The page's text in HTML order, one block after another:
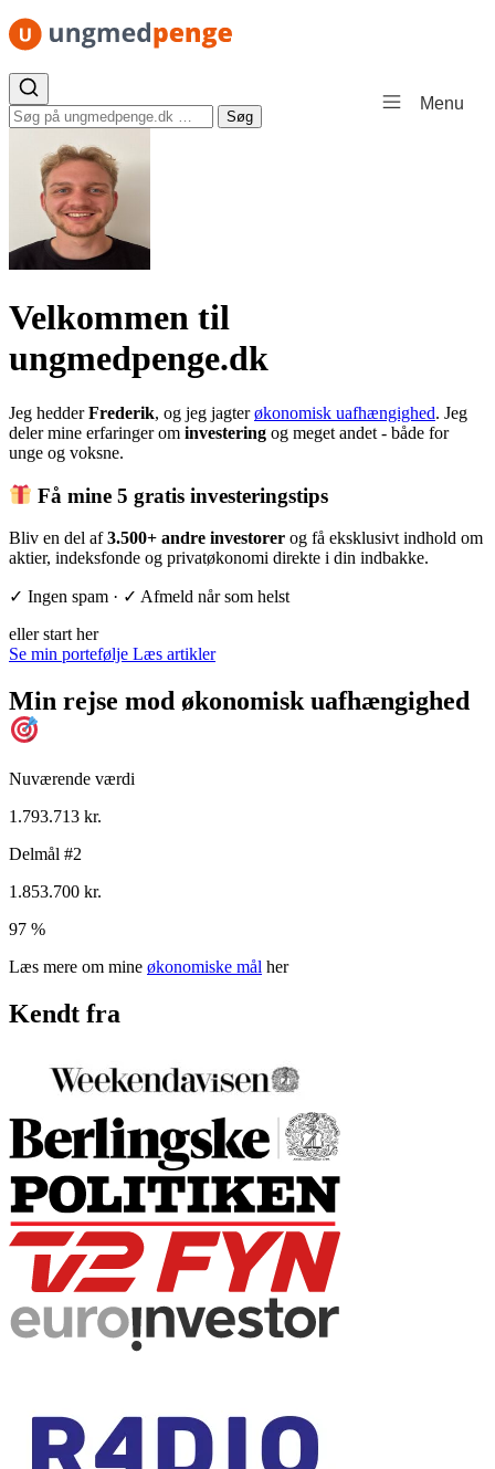
Spring til indhold
Menu
Søg efter: Søg
Velkommen til
ungmedpenge.dk
Jeg hedderFrederik, og jeg jagterøkonomisk uafhængighed. Jeg
deler mine erfaringer om investering og meget andet - både for
unge og voksne.
Få mine 5 gratis investeringstips
Bliv en del af3.500+ andre investorer og få eksklusivt indhold om
aktier, indeksfonde og privatøkonomi direkte i din indbakke.
✓ Ingen spam · ✓ Afmeld når som helst
eller start her
Se min portefølje Læs artikler
Min rejse mod økonomisk uafhængighed
Nuværende værdi
1.793.713 kr.
Delmål #2
1.853.700 kr.
97 %
Læs mere om mine økonomiske mål her
Kendt fra